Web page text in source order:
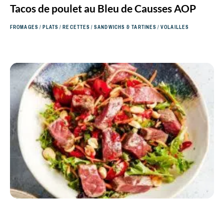
Tacos de poulet au Bleu de Causses AOP
FROMAGES/PLATS/RECETTES/SANDWICHS & TARTINES/VOLAILLES